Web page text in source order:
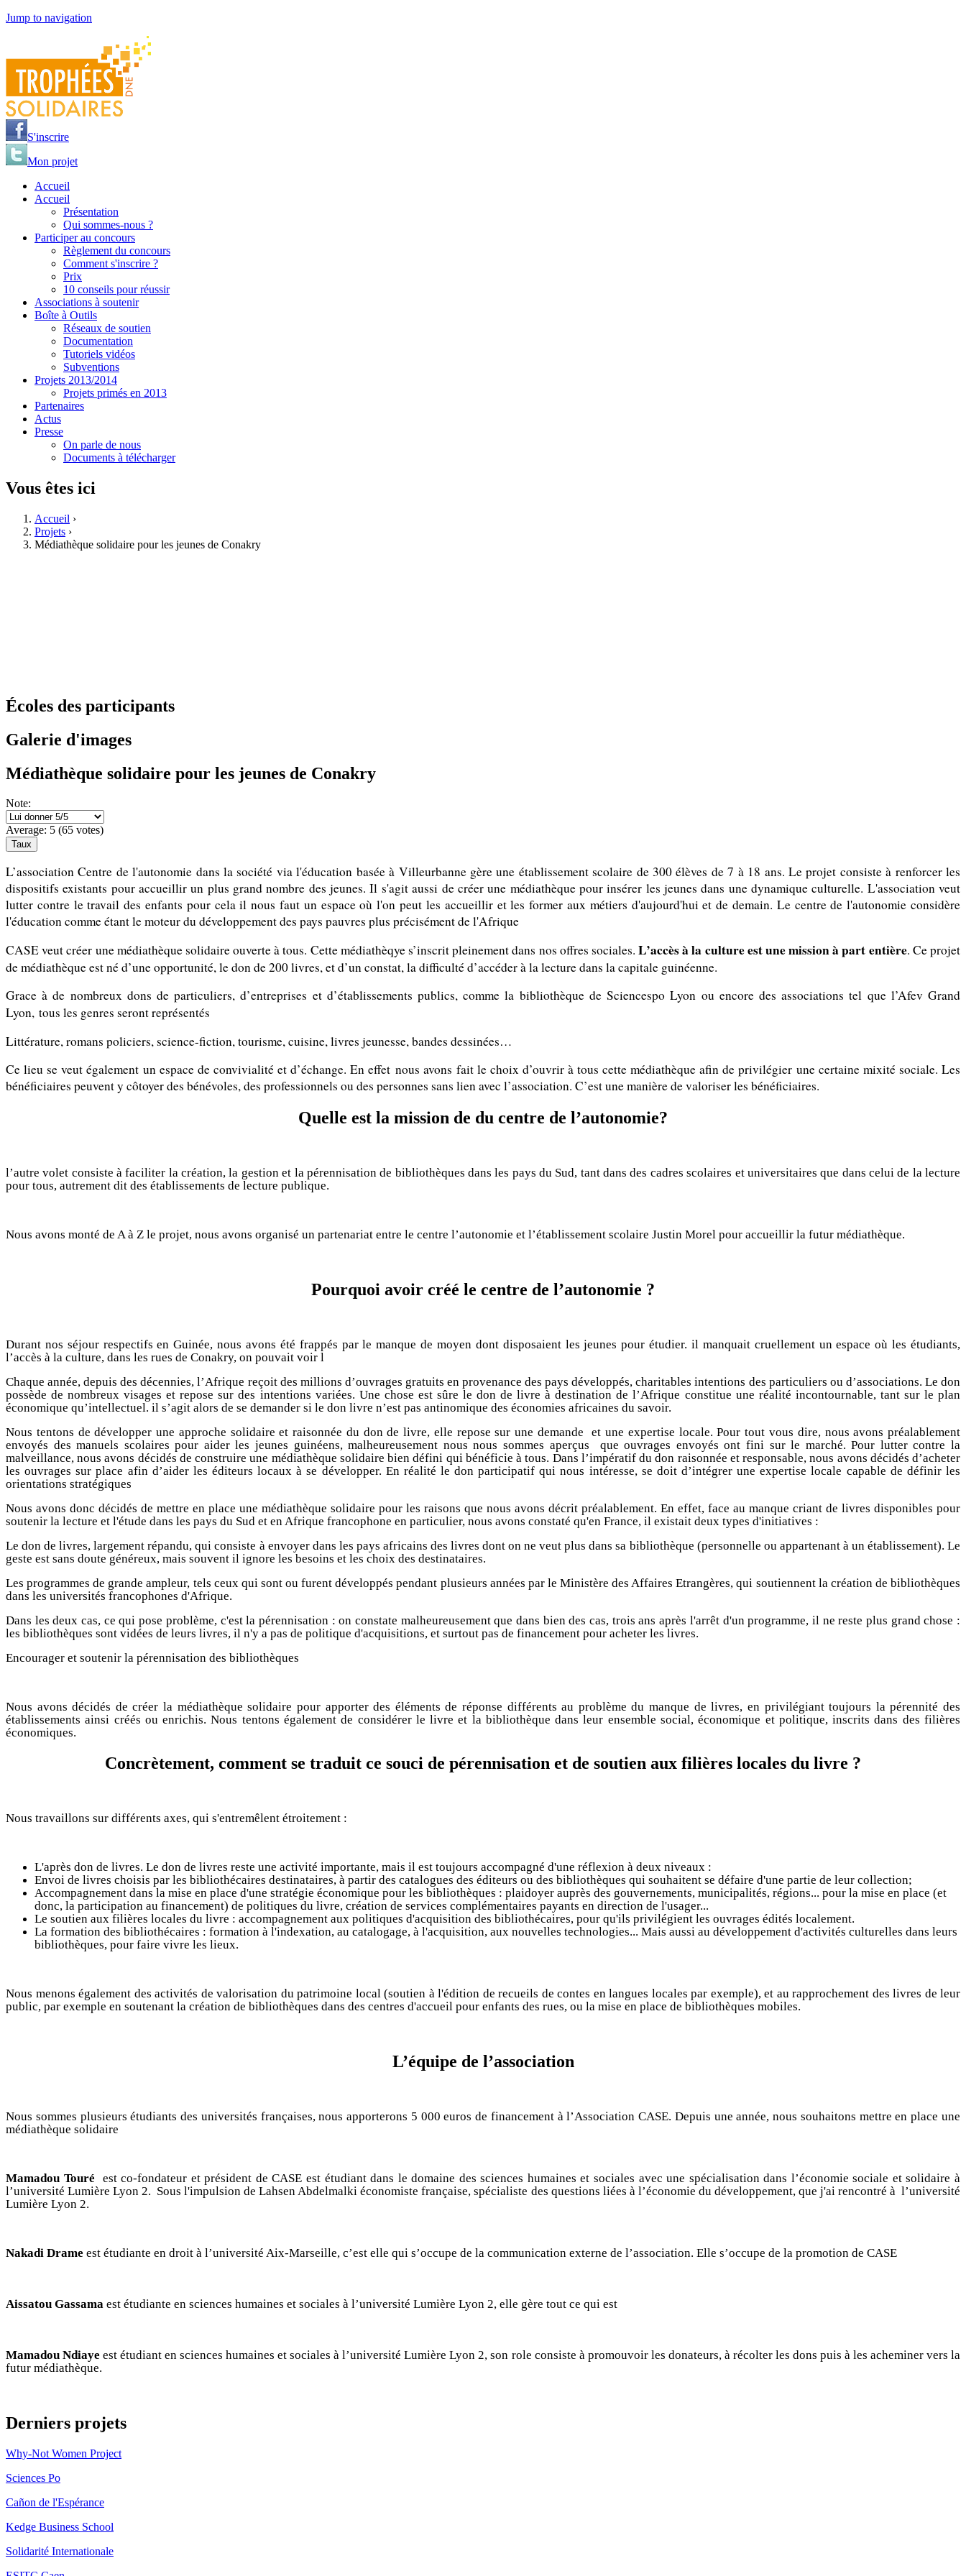
Jump to navigation
S'inscrire
Mon projet
Accueil
Accueil
Présentation
Qui sommes-nous ?
Participer au concours
Règlement du concours
Comment s'inscrire ?
Prix
10 conseils pour réussir
Associations à soutenir
Boîte à Outils
Réseaux de soutien
Documentation
Tutoriels vidéos
Subventions
Projets 2013/2014
Projets primés en 2013
Partenaires
Actus
Presse
On parle de nous
Documents à télécharger
Vous êtes ici
Accueil ›
Projets ›
Médiathèque solidaire pour les jeunes de Conakry
Écoles des participants
Galerie d'images
Médiathèque solidaire pour les jeunes de Conakry
Note:
Average: 5 (65 votes)
L’association Centre de l'autonomie dans la société via l'éducation basée à Villeurbanne gère une établissement scolaire de 300 élèves de 7 à 18 ans. Le projet consiste à renforcer les
dispositifs existants pour accueillir un plus grand nombre des jeunes. Il s'agit aussi de créer une médiathèque pour insérer les jeunes dans une dynamique culturelle. L'association veut
lutter contre le travail des enfants pour cela il nous faut un espace où l'on peut les accueillir et les former aux métiers d'aujourd'hui et de demain. Le centre de l'autonomie considère
l'éducation comme étant le moteur du développement des pays pauvres plus précisément de l'Afrique
CASE veut créer une médiathèque solidaire ouverte à tous. Cette médiathèqye s’inscrit pleinement dans nos offres sociales.L’accès à la culture est une mission à part entière. Ce projet
de médiathèque est né d’une opportunité, le don de 200 livres, et d’un constat, la difficulté d’accéder à la lecture dans la capitale guinéenne.
Grace à de nombreux dons de particuliers, d’entreprises et d’établissements publics, comme la bibliothèque de Sciencespo Lyon ou encore des associations tel que l’Afev Grand
Lyon, tous les genres seront représentés
Littérature, romans policiers, science-fiction, tourisme, cuisine, livres jeunesse, bandes dessinées…
Ce lieu se veut également un espace de convivialité et d’échange. En effet nous avons fait le choix d’ouvrir à tous cette médiathèque afin de privilégier une certaine mixité sociale. Les
bénéficiaires peuvent y côtoyer des bénévoles, des professionnels ou des personnes sans lien avec l’association. C’est une manière de valoriser les bénéficiaires.
Quelle est la mission de du centre de l’autonomie?
l’autre volet consiste à faciliter la création, la gestion et la pérennisation de bibliothèques dans les pays du Sud, tant dans des cadres scolaires et universitaires que dans celui de la lecture
pour tous, autrement dit des établissements de lecture publique.
Nous avons monté de A à Z le projet, nous avons organisé un partenariat entre le centre l’autonomie et l’établissement scolaire Justin Morel pour accueillir la futur médiathèque.
Pourquoi avoir créé le centre de l’autonomie ?
Durant nos séjour respectifs en Guinée, nous avons été frappés par le manque de moyen dont disposaient les jeunes pour étudier. il manquait cruellement un espace où les étudiants,
l’accès à la culture, dans les rues de Conakry, on pouvait voir l
Chaque année, depuis des décennies, l’Afrique reçoit des millions d’ouvrages gratuits en provenance des pays développés, charitables intentions des particuliers ou d’associations. Le don
possède de nombreux visages et repose sur des intentions variées. Une chose est sûre le don de livre à destination de l’Afrique constitue une réalité incontournable, tant sur le plan
économique qu’intellectuel. il s’agit alors de se demander si le don livre n’est pas antinomique des économies africaines du savoir.
Nous tentons de développer une approche solidaire et raisonnée du don de livre, elle repose sur une demande
et une expertise locale. Pour tout vous dire, nous avons préalablement
envoyés des manuels scolaires pour aider les jeunes guinéens, malheureusement nous nous sommes aperçus
que ouvrages envoyés ont fini sur le marché. Pour lutter contre la
malveillance, nous avons décidés de construire une médiathèque solidaire bien défini qui bénéficie à tous. Dans l’impératif du don raisonnée et responsable, nous avons décidés d’acheter
les ouvrages sur place afin d’aider les éditeurs locaux à se développer. En réalité le don participatif qui nous intéresse, se doit d’intégrer une expertise locale capable de définir les
orientations stratégiques
Nous avons donc décidés de mettre en place une médiathèque solidaire pour les raisons que nous avons décrit préalablement. En effet, face au manque criant de livres disponibles pour
soutenir la lecture et l'étude dans les pays du Sud et en Afrique francophone en particulier, nous avons constaté qu'en France, il existait deux types d'initiatives :
Le don de livres, largement répandu, qui consiste à envoyer dans les pays africains des livres dont on ne veut plus dans sa bibliothèque (personnelle ou appartenant à un établissement). Le
geste est sans doute généreux, mais souvent il ignore les besoins et les choix des destinataires.
Les programmes de grande ampleur, tels ceux qui sont ou furent développés pendant plusieurs années par le Ministère des Affaires Etrangères, qui soutiennent la création de bibliothèques
dans les universités francophones d'Afrique.
Dans les deux cas, ce qui pose problème, c'est la pérennisation : on constate malheureusement que dans bien des cas, trois ans après l'arrêt d'un programme, il ne reste plus grand chose :
les bibliothèques sont vidées de leurs livres, il n'y a pas de politique d'acquisitions, et surtout pas de financement pour acheter les livres.
Encourager et soutenir la pérennisation des bibliothèques
Nous avons décidés de créer la médiathèque solidaire pour apporter des éléments de réponse différents au problème du manque de livres, en privilégiant toujours la pérennité des
établissements ainsi créés ou enrichis. Nous tentons également de considérer le livre et la bibliothèque dans leur ensemble social, économique et politique, inscrits dans des filières
économiques.
Concrètement, comment se traduit ce souci de pérennisation et de soutien aux filières locales du livre ?
Nous travaillons sur différents axes, qui s'entremêlent étroitement :
L'après don de livres. Le don de livres reste une activité importante, mais il est toujours accompagné d'une réflexion à deux niveaux :
Envoi de livres choisis par les bibliothécaires destinataires, à partir des catalogues des éditeurs ou des bibliothèques qui souhaitent se défaire d'une partie de leur collection;
Accompagnement dans la mise en place d'une stratégie économique pour les bibliothèques : plaidoyer auprès des gouvernements, municipalités, régions... pour la mise en place (et
donc, la participation au financement) de politiques du livre, création de services complémentaires payants en direction de l'usager...
Le soutien aux filières locales du livre : accompagnement aux politiques d'acquisition des bibliothécaires, pour qu'ils privilégient les ouvrages édités localement.
La formation des bibliothécaires : formation à l'indexation, au catalogage, à l'acquisition, aux nouvelles technologies... Mais aussi au développement d'activités culturelles dans leurs
bibliothèques, pour faire vivre les lieux.
Nous menons également des activités de valorisation du patrimoine local (soutien à l'édition de recueils de contes en langues locales par exemple), et au rapprochement des livres de leur
public, par exemple en soutenant la création de bibliothèques dans des centres d'accueil pour enfants des rues, ou la mise en place de bibliothèques mobiles.
L’équipe de l’association
Nous sommes plusieurs étudiants des universités françaises, nous apporterons 5 000 euros de financement à l’Association CASE. Depuis une année, nous souhaitons mettre en place une
médiathèque solidaire
Mamadou Touré
est co-fondateur et président de CASE est étudiant dans le domaine des sciences humaines et sociales avec une spécialisation dans l’économie sociale et solidaire à
l’université Lumière Lyon 2. Sous l'impulsion de Lahsen Abdelmalki économiste française, spécialiste des questions liées à l’économie du développement, que j'ai rencontré à l’université
Lumière Lyon 2.
Nakadi Drame est étudiante en droit à l’université Aix-Marseille, c’est elle qui s’occupe de la communication externe de l’association. Elle s’occupe de la promotion de CASE
Aissatou Gassama est étudiante en sciences humaines et sociales à l’université Lumière Lyon 2, elle gère tout ce qui est
Mamadou Ndiaye est étudiant en sciences humaines et sociales à l’université Lumière Lyon 2, son role consiste à promouvoir les donateurs, à récolter les dons puis à les acheminer vers la
futur médiathèque.
Derniers projets
Why-Not Women Project
Sciences Po
Cañon de l'Espérance
Kedge Business School
Solidarité Internationale